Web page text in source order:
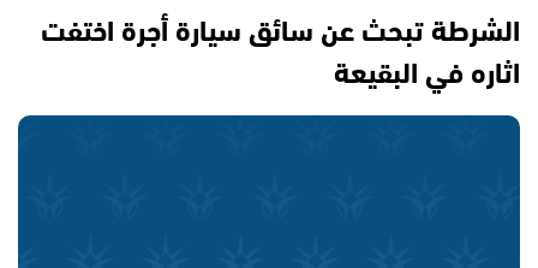
الشرطة تبحث عن سائق سيارة أجرة اختفت
اثاره في البقيعة